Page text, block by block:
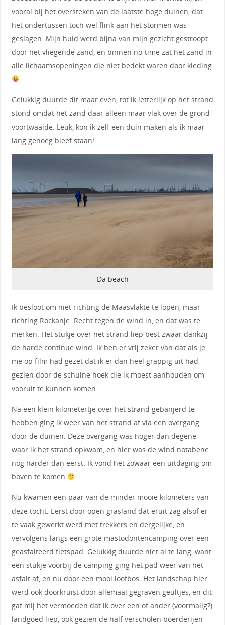
vooral bij het oversteken van de laatste hoge duinen, dat
het ondertussen toch wel flink aan het stormen was
geslagen. Mijn huid werd bijna van mijn gezicht gestroopt
door het vliegende zand, en binnen no-time zat het zand in
alle lichaamsopeningen die niet bedekt waren door kleding
Gelukkig duurde dit maar even, tot ik letterlijk op het strand
stond omdat het zand daar alleen maar vlak over de grond
voortwaaide. Leuk, kon ik zelf een duin maken als ik maar
lang genoeg bleef staan!
Da beach
Ik besloot om niet richting de Maasvlakte te lopen, maar
richting Rockanje. Recht tegen de wind in, en dat was te
merken. Het stukje over het strand liep best zwaar dankzij
de harde continue wind. Ik ben er vrij zeker van dat als je
me op film had gezet dat ik er dan heel grappig uit had
gezien door de schuine hoek die ik moest aanhouden om
vooruit te kunnen komen.
Na een klein kilometertje over het strand gebanjerd te
hebben ging ik weer van het strand af via een overgang
door de duinen. Deze overgang was hoger dan degene
waar ik het strand opkwam, en hier was de wind notabene
nog harder dan eerst. Ik vond het zowaar een uitdaging om
boven te komen
Nu kwamen een paar van de minder mooie kilometers van
deze tocht. Eerst door open grasland dat eruit zag alsof er
te vaak gewerkt werd met trekkers en dergelijke, en
vervolgens langs een grote mastodontencamping over een
geasfalteerd fietspad. Gelukkig duurde niet al te lang, want
een stukje voorbij de camping ging het pad weer van het
asfalt af, en nu door een mooi loofbos. Het landschap hier
werd ook doorkruist door allemaal gegraven geultjes, en dit
gaf mij het vermoeden dat ik over een of ander (voormalig?)
landgoed liep, ook gezien de half verscholen boerderijen